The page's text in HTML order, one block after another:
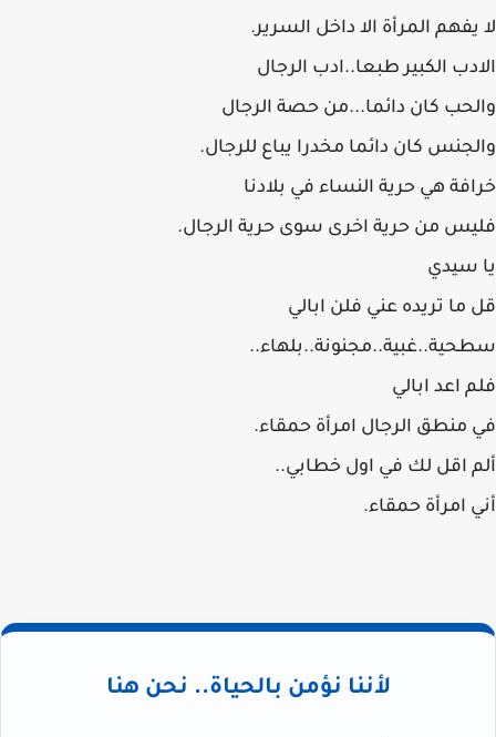
لا يفهم المرأة الا داخل السرير.
الادب الكبير طبعا..ادب الرجال
والحب كان دائما...من حصة الرجال
والجنس كان دائما مخدرا يباع للرجال.
خرافة هي حرية النساء في بلادنا
فليس من حرية اخرى سوى حرية الرجال.
يا سيدي
قل ما تريده عني فلن ابالي
سطحية..غبية..مجنونة..بلهاء..
فلم اعد ابالي
في منطق الرجال امرأة حمقاء.
ألم اقل لك في اول خطابي..
أني امرأة حمقاء.
لأننا نؤمن بالحياة.. نحن هنا